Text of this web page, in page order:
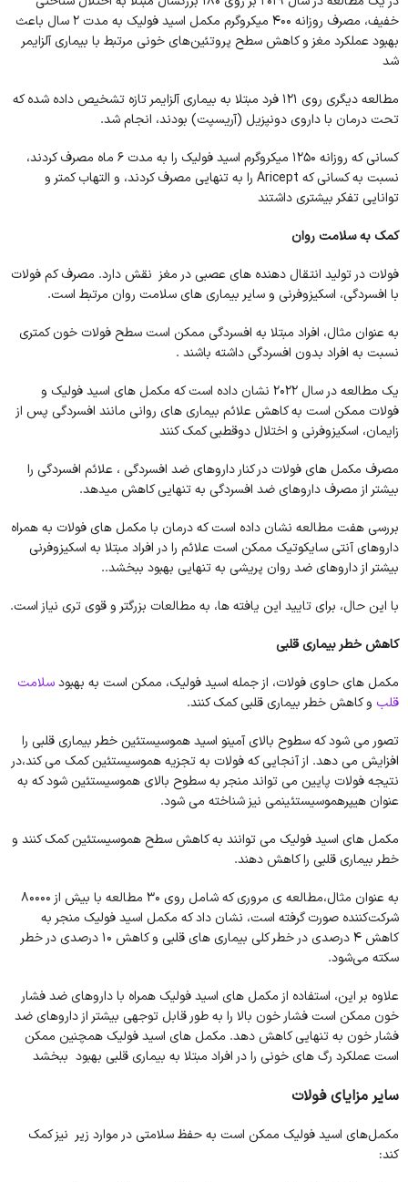
خفیف، مصرف روزانه 400 میکروگرم مکمل اسید فولیک به مدت 2 سال باعث
بهبود عملکرد مغز و کاهش سطح پروتئین‌های خونی مرتبط با بیماری آلزایمر
شد
مطالعه دیگری روی 121 فرد مبتلا به بیماری آلزایمر تازه تشخیص داده شده که
تحت درمان با داروی دونپزیل (آریسپت) بودند، انجام شد.
کسانی که روزانه 1250 میکروگرم اسید فولیک را به مدت 6 ماه مصرف کردند،
نسبت به کسانی که Aricept را به تنهایی مصرف کردند، و التهاب کمتر و
توانایی تفکر بیشتری داشتند
کمک به سلامت روان
فولات در تولید انتقال دهنده های عصبی در مغز نقش دارد. مصرف کم فولات
با افسردگی، اسکیزوفرنی و سایر بیماری های سلامت روان مرتبط است.
به عنوان مثال، افراد مبتلا به افسردگی ممکن است سطح فولات خون کمتری
نسبت به افراد بدون افسردگی داشته باشند .
یک مطالعه در سال 2022 نشان داده است که مکمل های اسید فولیک و
فولات ممکن است به کاهش علائم بیماری های روانی مانند افسردگی پس از
زایمان، اسکیزوفرنی و اختلال دوقطبی کمک کنند
مصرف مکمل های فولات در کنار داروهای ضد افسردگی ، علائم افسردگی را
بیشتر از مصرف داروهای ضد افسردگی به تنهایی کاهش میدهد.
بررسی هفت مطالعه نشان داده است که درمان با مکمل های فولات به همراه
داروهای آنتی سایکوتیک ممکن است علائم را در افراد مبتلا به اسکیزوفرنی
بیشتر از داروهای ضد روان پریشی به تنهایی بهبود ببخشد..
با این حال، برای تایید این یافته ها، به مطالعات بزرگتر و قوی تری نیاز است.
کاهش خطر بیماری قلبی
مکمل های حاوی فولات، از جمله اسید فولیک، ممکن است به بهبودسلامت
قلب و کاهش خطر بیماری قلبی کمک کنند.
تصور می شود که سطوح بالای آمینو اسید هموسیستئین خطر بیماری قلبی را
افزایش می دهد. از آنجایی که فولات به تجزیه هموسیستئین کمک می کند،در
نتیجه فولات پایین می تواند منجر به سطوح بالای هموسیستئین شود که به
عنوان هیپرهموسیستئینمی نیز شناخته می شود.
مکمل های اسید فولیک می توانند به کاهش سطح هموسیستئین کمک کنند و
خطر بیماری قلبی را کاهش دهند.
به عنوان مثال،مطالعه ی مروری که شامل روی 30 مطالعه با بیش از 80000
شرکت‌کننده صورت گرفته است، نشان داد که مکمل اسید فولیک منجر به
کاهش 4 درصدی در خطر کلی بیماری های قلبی و کاهش 10 درصدی در خطر
سکته می‌شود.
علاوه بر این، استفاده از مکمل های اسید فولیک همراه با داروهای ضد فشار
خون ممکن است فشار خون بالا را به طور قابل توجهی بیشتر از داروهای ضد
فشار خون به تنهایی کاهش دهد. مکمل های اسید فولیک همچنین ممکن
است عملکرد رگ های خونی را در افراد مبتلا به بیماری قلبی بهبود ببخشد
سایر مزایای فولات
مکمل‌های اسید فولیک ممکن است به حفظ سلامتی در موارد زیر نیز کمک
کند: